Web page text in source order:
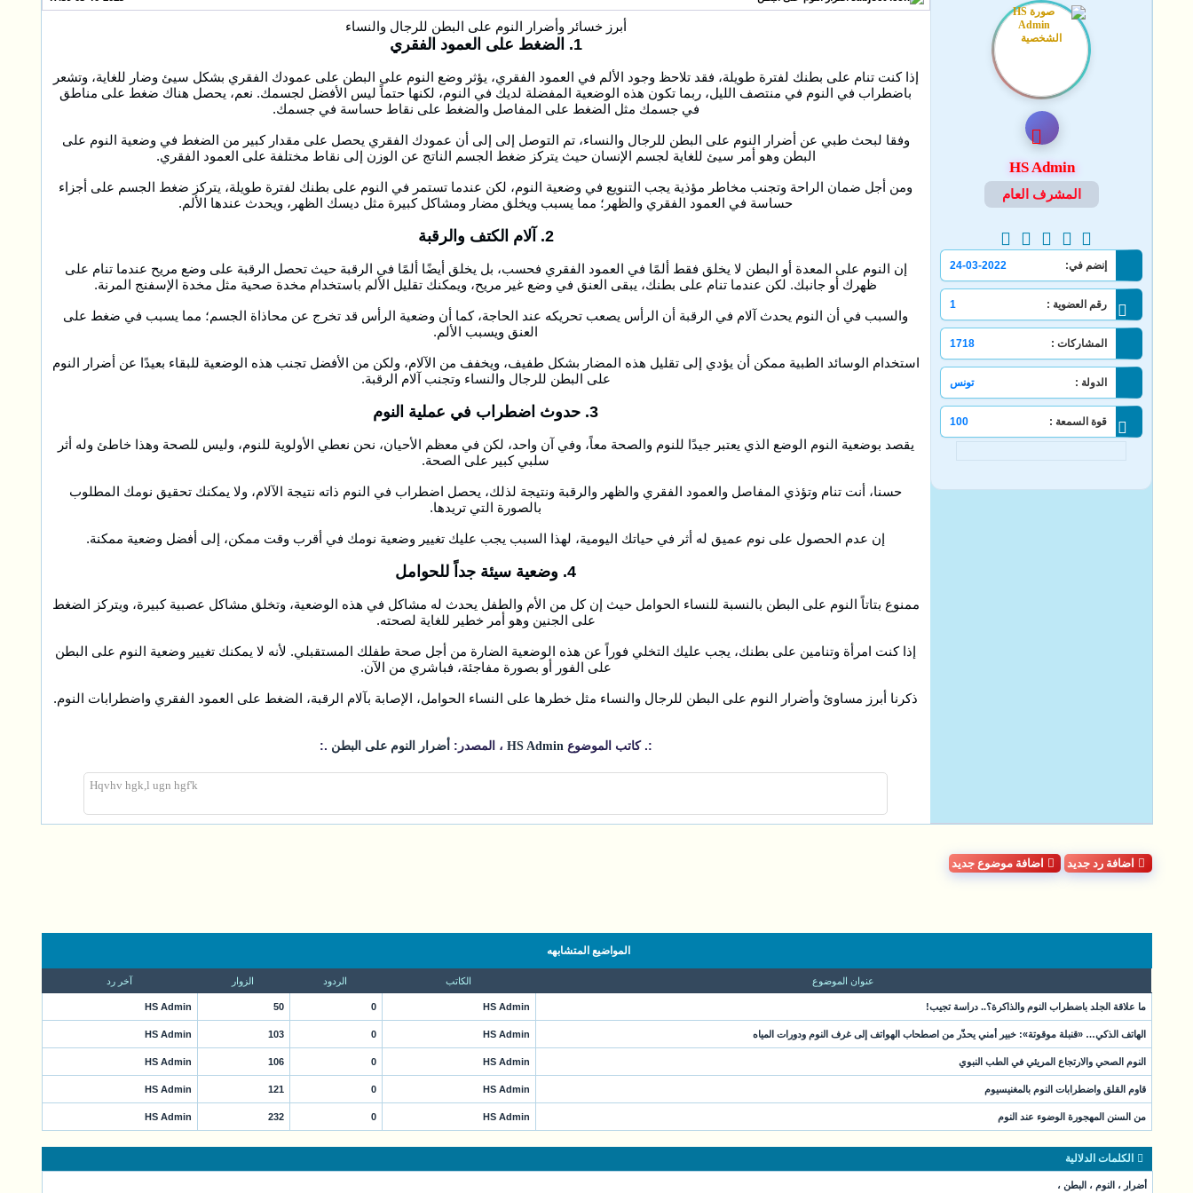
HS Admin
المشرف العام
إنضم في: 24-03-2022
رقم العضوية : 1
المشاركات : 1718
الدولة : تونس
قوة السمعة : 100
أبرز خسائر وأضرار النوم على البطن للرجال والنساء
1. الضغط على العمود الفقري
إذا كنت تنام على بطنك لفترة طويلة، فقد تلاحظ وجود الألم في العمود الفقري، يؤثر وضع النوم على البطن على عمودك الفقري بشكل سيئ وضار للغاية، وتشعر
باضطراب في النوم في منتصف الليل، ربما تكون هذه الوضعية المفضلة لديك في النوم، لكنها حتماً ليس الأفضل لجسمك. نعم، يحصل هناك ضغط على مناطق
في جسمك مثل الضغط على المفاصل والضغط على نقاط حساسة في جسمك.
وفقا لبحث طبي عن أضرار النوم على البطن للرجال والنساء، تم التوصل إلى إلى أن عمودك الفقري يحصل على مقدار كبير من الضغط في وضعية النوم على
البطن وهو أمر سيئ للغاية لجسم الإنسان حيث يتركز ضغط الجسم الناتج عن الوزن إلى نقاط مختلفة على العمود الفقري.
ومن أجل ضمان الراحة وتجنب مخاطر مؤذية يجب التنويع في وضعية النوم، لكن عندما تستمر في النوم على بطنك لفترة طويلة، يتركز ضغط الجسم على أجزاء
حساسة في العمود الفقري والظهر؛ مما يسبب ويخلق مضار ومشاكل كبيرة مثل ديسك الظهر، ويحدث عندها الألم.
2. آلام الكتف والرقبة
إن النوم على المعدة أو البطن لا يخلق فقط ألمًا في العمود الفقري فحسب، بل يخلق أيضًا ألمًا في الرقبة حيث تحصل الرقبة على وضع مريح عندما تنام على
ظهرك أو جانبك. لكن عندما تنام على بطنك، يبقى العنق في وضع غير مريح، ويمكنك تقليل الألم باستخدام مخدة صحية مثل مخدة الإسفنج المرنة.
والسبب في أن النوم يحدث آلام في الرقبة أن الرأس يصعب تحريكه عند الحاجة، كما أن وضعية الرأس قد تخرج عن محاذاة الجسم؛ مما يسبب في ضغط على
العنق ويسبب الألم.
استخدام الوسائد الطبية ممكن أن يؤدي إلى تقليل هذه المضار بشكل طفيف، ويخفف من الآلام، ولكن من الأفضل تجنب هذه الوضعية للبقاء بعيدًا عن أضرار النوم
على البطن للرجال والنساء وتجنب آلام الرقبة.
3. حدوث اضطراب في عملية النوم
يقصد بوضعية النوم الوضع الذي يعتبر جيدًا للنوم والصحة معاً، وفي آن واحد، لكن في معظم الأحيان، نحن نعطي الأولوية للنوم، وليس للصحة وهذا خاطئ وله أثر
سلبي كبير على الصحة.
حسنا، أنت تنام وتؤذي المفاصل والعمود الفقري والظهر والرقبة ونتيجة لذلك، يحصل اضطراب في النوم ذاته نتيجة الآلام، ولا يمكنك تحقيق نومك المطلوب
بالصورة التي تريدها.
إن عدم الحصول على نوم عميق له أثر في حياتك اليومية، لهذا السبب يجب عليك تغيير وضعية نومك في أقرب وقت ممكن، إلى أفضل وضعية ممكنة.
4. وضعية سيئة جداً للحوامل
ممنوع بتاتاً النوم على البطن بالنسبة للنساء الحوامل حيث إن كل من الأم والطفل يحدث له مشاكل في هذه الوضعية، وتخلق مشاكل عصبية كبيرة، ويتركز الضغط
على الجنين وهو أمر خطير للغاية لصحته.
إذا كنت امرأة وتنامين على بطنك، يجب عليك التخلي فوراً عن هذه الوضعية الضارة من أجل صحة طفلك المستقبلي. لأنه لا يمكنك تغيير وضعية النوم على البطن
على الفور أو بصورة مفاجئة، فباشري من الآن.
ذكرنا أبرز مساوئ وأضرار النوم على البطن للرجال والنساء مثل خطرها على النساء الحوامل، الإصابة بآلام الرقبة، الضغط على العمود الفقري واضطرابات النوم.
:. كاتب الموضوع HS Admin ، المصدر: أضرار النوم على البطن .:
Hqvhv hgk,l ugn hgf'k
اضافة رد جديد اضافة موضوع جديد
المواضيع المتشابهه
عنوان الموضوع الكاتب الردود الزوار آخر رد
ما علاقة الجلد باضطراب النوم والذاكرة؟.. دراسة تجيب! HS Admin
0
50
HS Admin
الهاتف الذكي… «قنبلة موقوتة»: خبير أمني يحذّر من اصطحاب الهواتف إلى غرف النوم ودورات المياه HS Admin
0
103
HS Admin
النوم الصحي والارتجاع المريئي في الطب النبوي HS Admin
0
106
HS Admin
قاوم القلق واضطرابات النوم بالمغنيسيوم HS Admin
0
121
HS Admin
من السنن المهجورة الوضوء عند النوم HS Admin
0
232
HS Admin
الكلمات الدلالية
أضرار ، النوم ، البطن ،